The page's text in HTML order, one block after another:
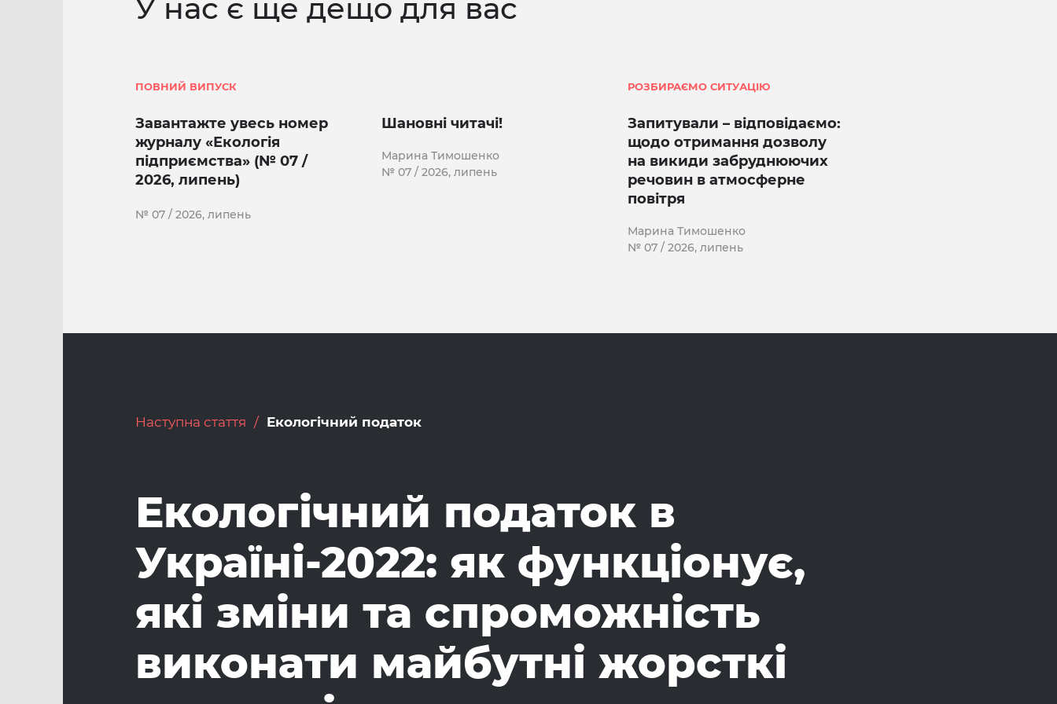
У нас є ще дещо для вас
ПОВНИЙ ВИПУСК
Завантажте увесь номер
журналу «Екологія
підприємства» (№ 07 /
2026, липень)
№ 07 / 2026, липень
Шановні читачі!
Марина Тимошенко
№ 07 / 2026, липень
РОЗБИРАЄМО СИТУАЦІЮ
Запитували – відповідаємо:
щодо отримання дозволу
на викиди забруднюючих
речовин в атмосферне
повітря
Марина Тимошенко
№ 07 / 2026, липень
Наступна стаття Екологічний податок
Екологічний податок в
Україні-2022: як функціонує,
які зміни та спроможність
виконати майбутні жорсткі